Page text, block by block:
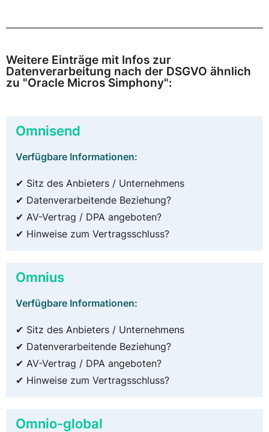
Weitere Einträge mit Infos zur
Datenverarbeitung nach der DSGVO ähnlich
zu "Oracle Micros Simphony":
Omnisend
Verfügbare Informationen:
✔ Sitz des Anbieters / Unternehmens
✔ Datenverarbeitende Beziehung?
✔ AV-Vertrag / DPA angeboten?
✔ Hinweise zum Vertragsschluss?
Omnius
Verfügbare Informationen:
✔ Sitz des Anbieters / Unternehmens
✔ Datenverarbeitende Beziehung?
✔ AV-Vertrag / DPA angeboten?
✔ Hinweise zum Vertragsschluss?
Omnio-global